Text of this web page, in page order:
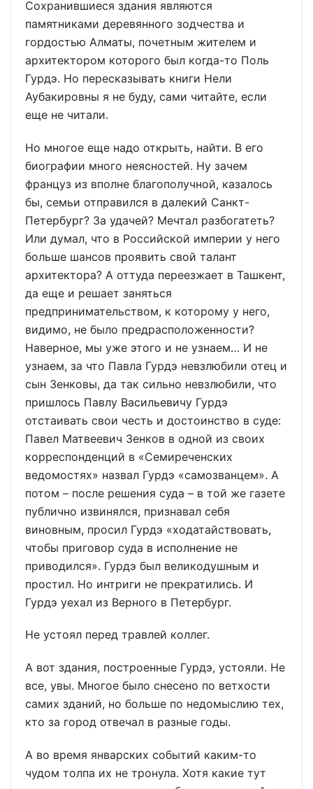
Сохранившиеся здания являются
памятниками деревянного зодчества и
гордостью Алматы, почетным жителем и
архитектором которого был когда-то Поль
Гурдэ. Но пересказывать книги Нели
Аубакировны я не буду, сами читайте, если
еще не читали.
Но многое еще надо открыть, найти. В его
биографии много неясностей. Ну зачем
француз из вполне благополучной, казалось
бы, семьи отправился в далекий Санкт-
Петербург? За удачей? Мечтал разбогатеть?
Или думал, что в Российской империи у него
больше шансов проявить свой талант
архитектора? А оттуда переезжает в Ташкент,
да еще и решает заняться
предпринимательством, к которому у него,
видимо, не было предрасположенности?
Наверное, мы уже этого и не узнаем… И не
узнаем, за что Павла Гурдэ невзлюбили отец и
сын Зенковы, да так сильно невзлюбили, что
пришлось Павлу Васильевичу Гурдэ
отстаивать свои честь и достоинство в суде:
Павел Матвеевич Зенков в одной из своих
корреспонденций в «Семиреченских
ведомостях» назвал Гурдэ «самозванцем». А
потом – после решения суда – в той же газете
публично извинялся, признавал себя
виновным, просил Гурдэ «ходатайствовать,
чтобы приговор суда в исполнение не
приводился». Гурдэ был великодушным и
простил. Но интриги не прекратились. И
Гурдэ уехал из Верного в Петербург.
Не устоял перед травлей коллег.
А вот здания, построенные Гурдэ, устояли. Не
все, увы. Многое было снесено по ветхости
самих зданий, но больше по недомыслию тех,
кто за город отвечал в разные годы.
А во время январских событий каким-то
чудом толпа их не тронула. Хотя какие тут